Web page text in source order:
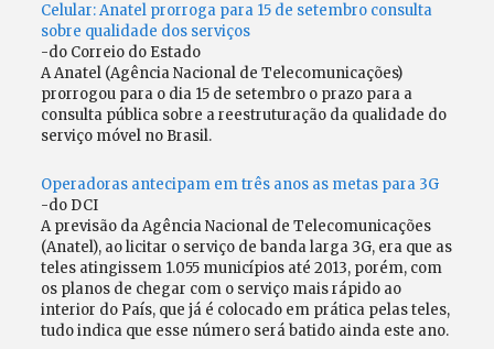
Celular: Anatel prorroga para 15 de setembro consulta
sobre qualidade dos serviços
-do Correio do Estado
A Anatel (Agência Nacional de Telecomunicações)
prorrogou para o dia 15 de setembro o prazo para a
consulta pública sobre a reestruturação da qualidade do
serviço móvel no Brasil.
Operadoras antecipam em três anos as metas para 3G
-do DCI
A previsão da Agência Nacional de Telecomunicações
(Anatel), ao licitar o serviço de banda larga 3G, era que as
teles atingissem 1.055 municípios até 2013, porém, com
os planos de chegar com o serviço mais rápido ao
interior do País, que já é colocado em prática pelas teles,
tudo indica que esse número será batido ainda este ano.